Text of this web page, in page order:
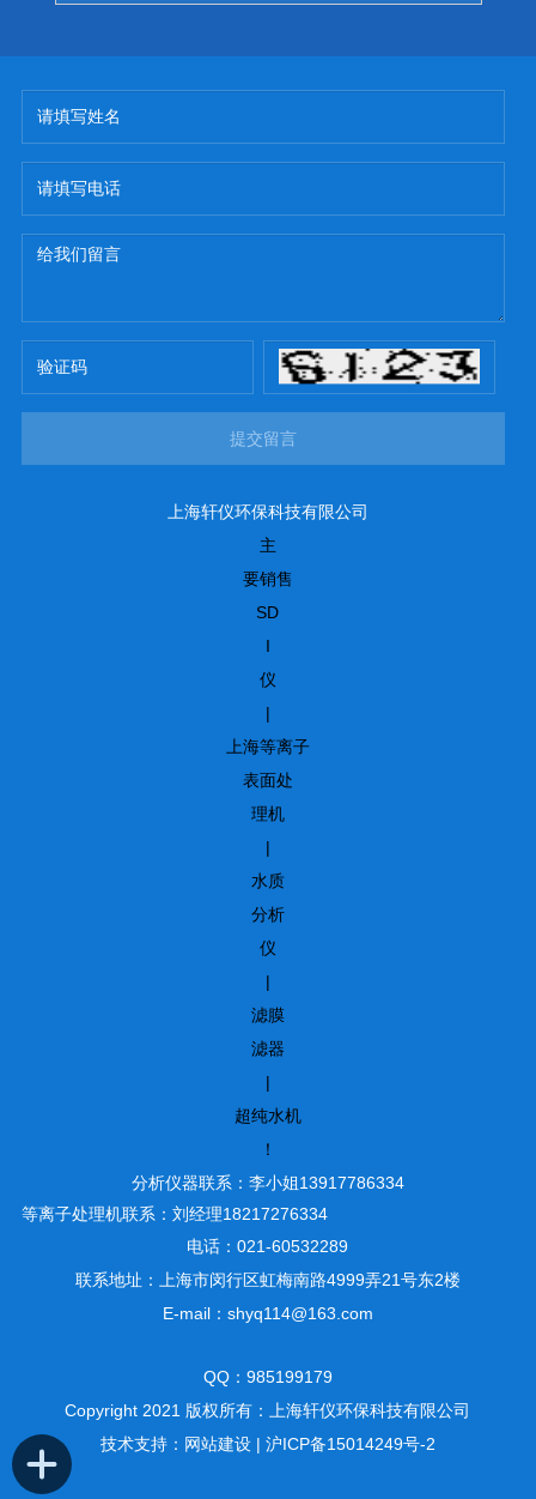
提交留言
上海轩仪环保科技有限公司
主
要销售
SD
I
仪
|
上海等离子
表面处
理机
|
水质
分析
仪
|
滤膜
滤器
|
超纯水机
！
分析仪器联系：李小姐13917786334
等离子处理机联系：刘经理18217276334
电话：021-60532289
联系地址：上海市闵行区虹梅南路4999弄21号东2楼
E-mail：shyq114@163.com
QQ：985199179
Copyright 2021 版权所有：上海轩仪环保科技有限公司
技术支持： 网站建设| 沪ICP备15014249号-2